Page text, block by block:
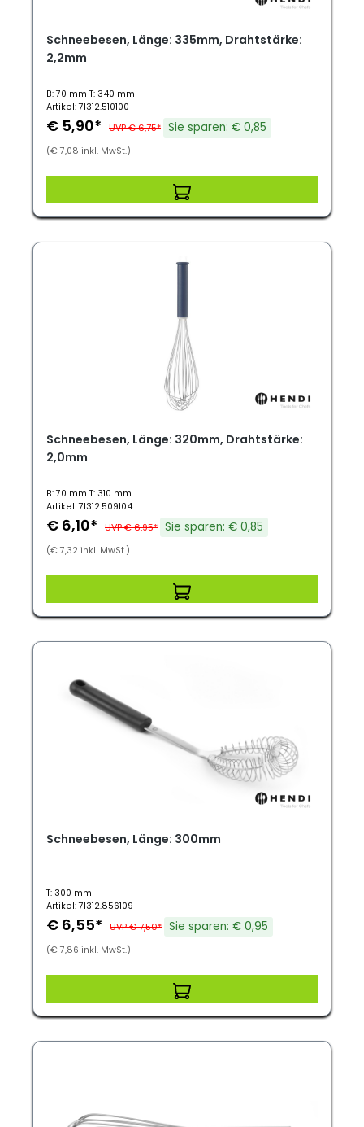
Schneebesen, Länge: 335mm, Drahtstärke:
2,2mm
B: 70 mm T: 340 mm
Artikel: 71312.510100
€ 5,90* UVP € 6,75* Sie sparen: € 0,85
(€ 7,08 inkl. MwSt.)
Schneebesen, Länge: 320mm, Drahtstärke:
2,0mm
B: 70 mm T: 310 mm
Artikel: 71312.509104
€ 6,10* UVP € 6,95* Sie sparen: € 0,85
(€ 7,32 inkl. MwSt.)
Schneebesen, Länge: 300mm
T: 300 mm
Artikel: 71312.856109
€ 6,55* UVP € 7,50* Sie sparen: € 0,95
(€ 7,86 inkl. MwSt.)